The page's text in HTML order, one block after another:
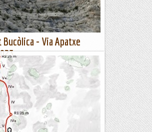
- Via Apatxe
podem saber l'autor, com s'ha
un bon equipament.
d'una via de la factoria d'en